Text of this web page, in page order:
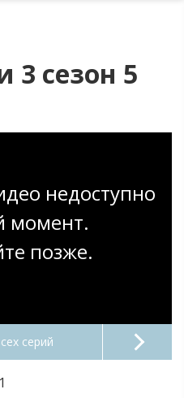
3 сезон 5
недоступно
момент.
позже.
серий